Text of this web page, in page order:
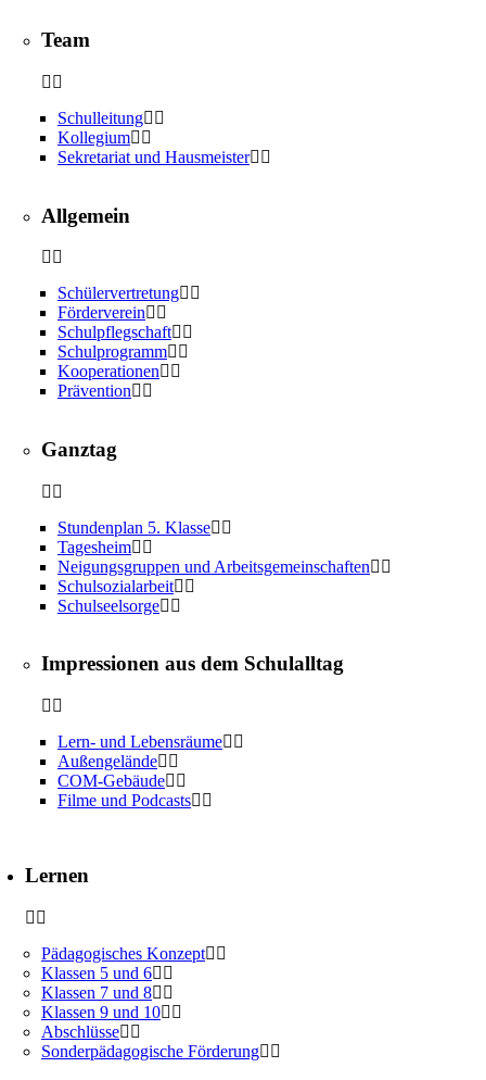
Team
Schulleitung
Kollegium
Sekretariat und Hausmeister
Allgemein
Schülervertretung
Förderverein
Schulpflegschaft
Schulprogramm
Kooperationen
Prävention
Ganztag
Stundenplan 5. Klasse
Tagesheim
Neigungsgruppen und Arbeitsgemeinschaften
Schulsozialarbeit
Schulseelsorge
Impressionen aus dem Schulalltag
Lern- und Lebensräume
Außengelände
COM-Gebäude
Filme und Podcasts
Lernen
Pädagogisches Konzept
Klassen 5 und 6
Klassen 7 und 8
Klassen 9 und 10
Abschlüsse
Sonderpädagogische Förderung